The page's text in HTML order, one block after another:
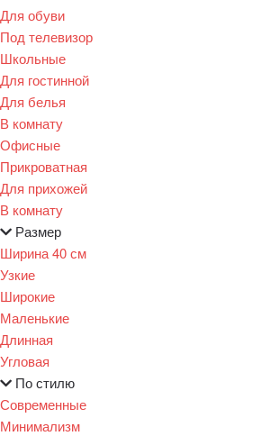
Для обуви
Под телевизор
Школьные
Для гостинной
Для белья
В комнату
Офисные
Прикроватная
Для прихожей
В комнату
Размер
Ширина 40 см
Узкие
Широкие
Маленькие
Длинная
Угловая
По стилю
Современные
Минимализм